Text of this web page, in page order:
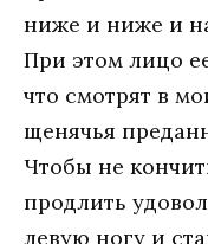
ниже и ниже и
При этом лицо
что смотрят в
щенячья
Чтобы не
продлить
левую ногу и